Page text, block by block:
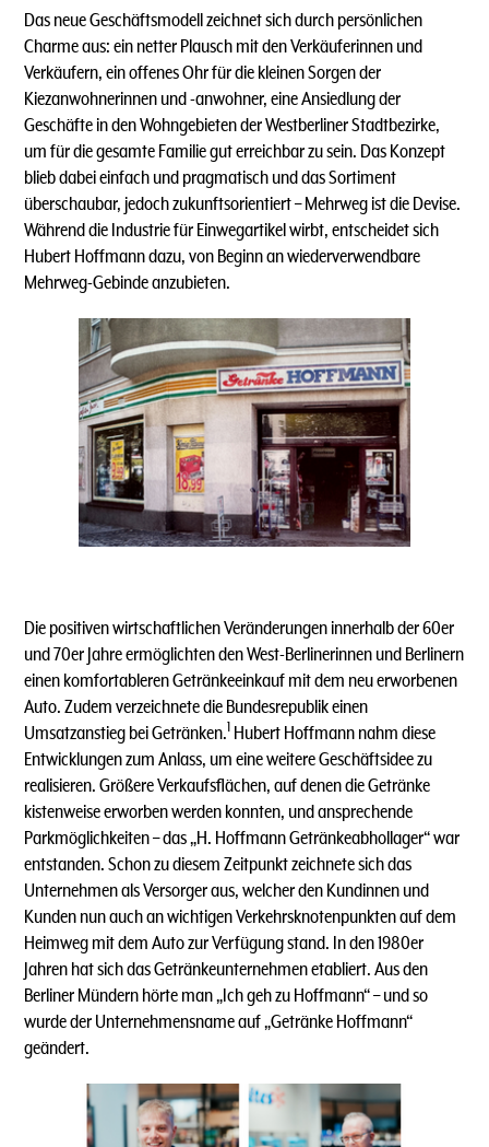
Das neue Geschäftsmodell zeichnet sich durch persönlichen
Charme aus: ein netter Plausch mit den Verkäuferinnen und
Verkäufern, ein offenes Ohr für die kleinen Sorgen der
Kiezanwohnerinnen und -anwohner, eine Ansiedlung der
Geschäfte in den Wohngebieten der Westberliner Stadtbezirke,
um für die gesamte Familie gut erreichbar zu sein. Das Konzept
blieb dabei einfach und pragmatisch und das Sortiment
überschaubar, jedoch zukunftsorientiert – Mehrweg ist die Devise.
Während die Industrie für Einwegartikel wirbt, entscheidet sich
Hubert Hoffmann dazu, von Beginn an wiederverwendbare
Mehrweg-Gebinde anzubieten.
Die positiven wirtschaftlichen Veränderungen innerhalb der 60er
und 70er Jahre ermöglichten den West-Berlinerinnen und Berlinern
einen komfortableren Getränkeeinkauf mit dem neu erworbenen
Auto. Zudem verzeichnete die Bundesrepublik einen
Umsatzanstieg bei Getränken.1 Hubert Hoffmann nahm diese
Entwicklungen zum Anlass, um eine weitere Geschäftsidee zu
realisieren. Größere Verkaufsflächen, auf denen die Getränke
kistenweise erworben werden konnten, und ansprechende
Parkmöglichkeiten – das „H. Hoffmann Getränkeabhollager“ war
entstanden. Schon zu diesem Zeitpunkt zeichnete sich das
Unternehmen als Versorger aus, welcher den Kundinnen und
Kunden nun auch an wichtigen Verkehrsknotenpunkten auf dem
Heimweg mit dem Auto zur Verfügung stand. In den 1980er
Jahren hat sich das Getränkeunternehmen etabliert. Aus den
Berliner Mündern hörte man „Ich geh zu Hoffmann“ – und so
wurde der Unternehmensname auf „Getränke Hoffmann“
geändert.